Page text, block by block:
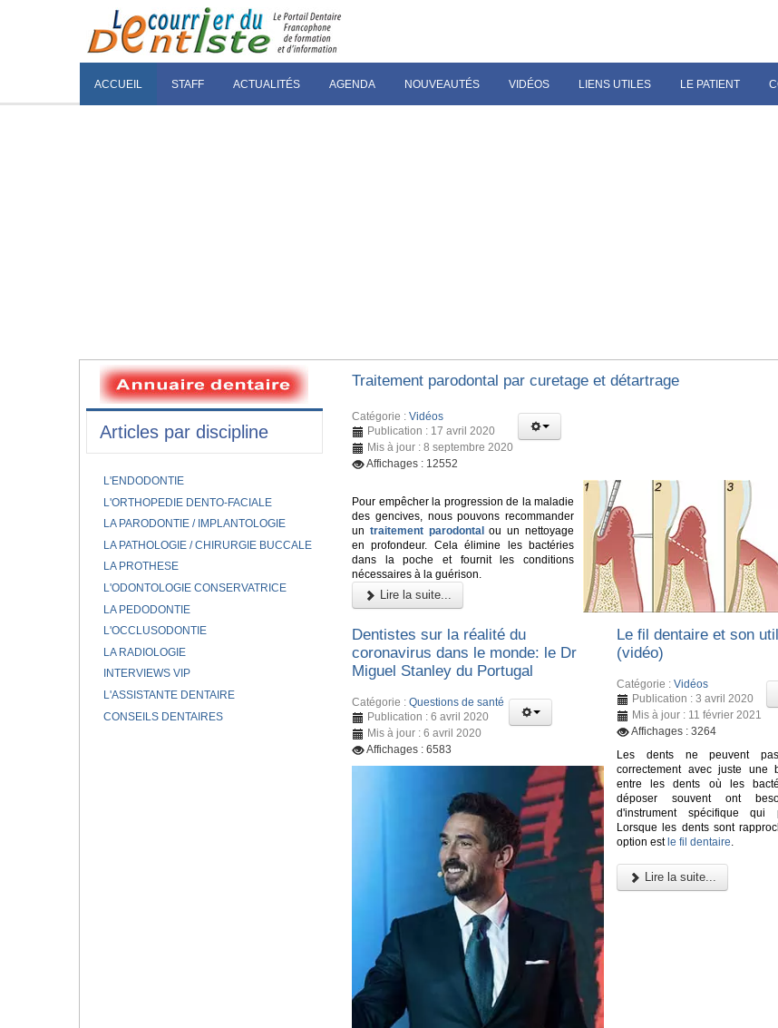
ACCUEIL STAFF ACTUALITÉS AGENDA NOUVEAUTÉS VIDÉOS LIENS UTILES LE PATIENT
Traitement parodontal par curetage et détartrage
Catégorie : Vidéos
Publication : 17 avril 2020
Mis à jour : 8 septembre 2020
Affichages : 12552
Pour empêcher la progression de la maladie
des gencives, nous pouvons recommander
un traitement parodontalou un nettoyage
en profondeur. Cela élimine les bactéries
dans la poche et fournit les conditions
nécessaires à la guérison.
Lire la suite...
Dentistes sur la réalité du
coronavirus dans le monde: le Dr
Miguel Stanley du Portugal
Catégorie : Questions de santé
Publication : 6 avril 2020
Mis à jour : 6 avril 2020
Affichages : 6583
Le fil dentaire et son
(vidéo)
Catégorie :Vidéos
Publication : 3 avril 2020
Mis à jour : 11 février 2021
Affichages : 3264
Les dents ne peuvent
correctement avec juste une
entre les dents où les
déposer souvent ont
d'instrument spécifique qui
Lorsque les dents sont
option estle fil dentaire
Lire la suite...
Articles par discipline
L'ENDODONTIE
L'ORTHOPEDIE DENTO-FACIALE
LA PARODONTIE / IMPLANTOLOGIE
LA PATHOLOGIE / CHIRURGIE BUCCALE
LA PROTHESE
L'ODONTOLOGIE CONSERVATRICE
LA PEDODONTIE
L'OCCLUSODONTIE
LA RADIOLOGIE
INTERVIEWS VIP
L'ASSISTANTE DENTAIRE
CONSEILS DENTAIRES